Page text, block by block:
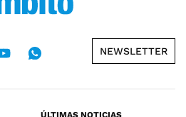
NEWSLETTER
ÚLTIMAS NOTICIAS